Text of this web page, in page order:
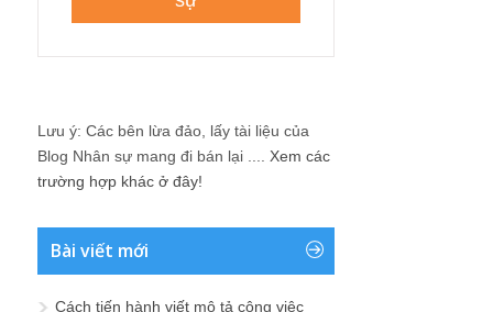
Lưu ý: Các bên lừa đảo, lấy tài liệu của
Blog Nhân sự mang đi bán lại .... Xem các
trường hợp khác ở đây!
Bài viết mới
Cách tiến hành viết mô tả công việc